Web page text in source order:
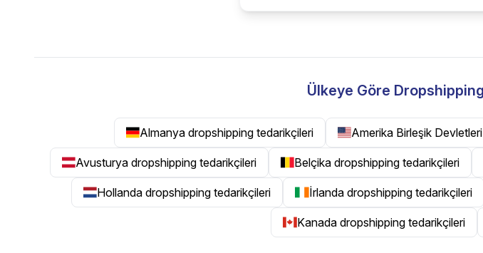
Ülkeye Göre
Almanya dropshipping tedarikçileri Amerika Birleşik
Avusturya dropshipping tedarikçileri Belçika dropshipping tedarikçileri
Hollanda dropshipping tedarikçileri İrlanda dropshipping tedarikçileri
Kanada dropshipping tedarikçileri